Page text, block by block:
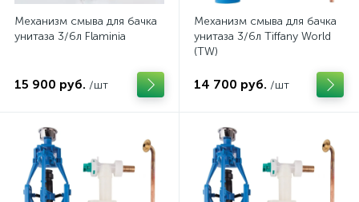
Механизм смыва для бачка
унитаза 3/6л Flaminia
15 900 руб. /шт
Механизм смыва для бачка
унитаза 3/6л Tiffany World
(TW)
14 700 руб. /шт